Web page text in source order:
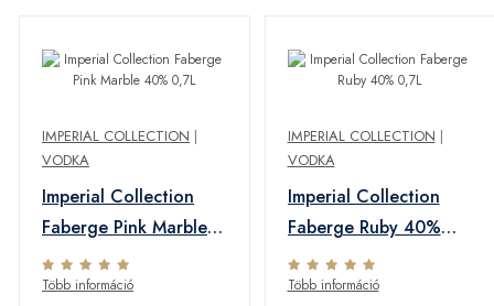
IMPERIAL COLLECTION |
VODKA
Imperial Collection
Faberge Pink Marble
40% 0,7L
Több információ
IMPERIAL COLLECTION |
VODKA
Imperial Collection
Faberge Ruby 40%
0,7L
Több információ